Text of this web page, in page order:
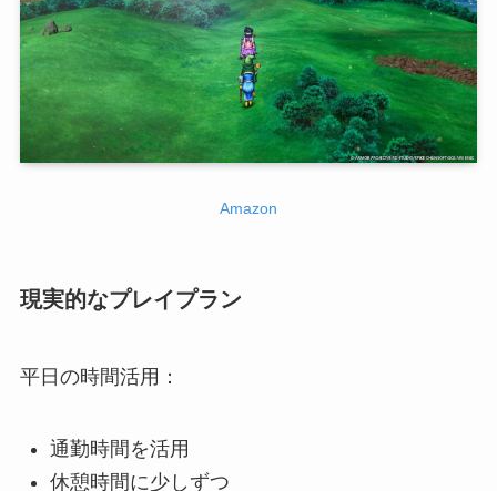
Amazon
現実的なプレイプラン
平日の時間活用：
通勤時間を活用
休憩時間に少しずつ